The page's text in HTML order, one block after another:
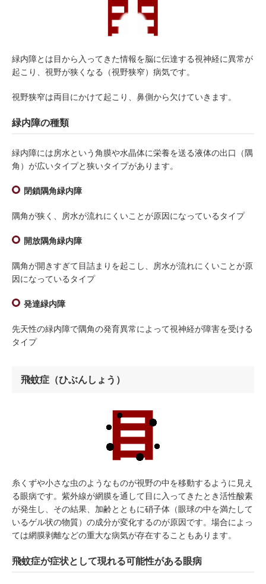
緑内障とは目から入ってきた情報を脳に伝達する視神経に異常が
起こり、視野が狭くなる（視野狭窄）病気です。
視野狭窄は両目にかけて起こり、鼻側から欠けていきます。
緑内障の種類
緑内障には房水という角膜や水晶体に栄養を送る液体の出口（隅
角）が広いタイプと狭いタイプがあります。
閉鎖隅角緑内障
隅角が狭く、房水が流れにくいことが原因になっているタイプ
開放隅角緑内障
隅角が開きすぎて目詰まりを起こし、房水が流れにくいことが原
因になっているタイプ
発達緑内障
先天性の緑内障で隅角の発育異常によって視神経が障害を受ける
タイプ
飛蚊症（ひぶんしょう）
糸くずや小さな虫のようなものが視野の中を移動するように見え
る眼病です。紫外線が網膜を通して目に入ってきたとき活性酸素
が発生し、その結果、加齢とともに硝子体（眼球の中を満たして
いるゲル状の物質）の成分が変化するのが原因です。場合によっ
ては網膜剥離などの重大な病気が存在することもあります。
飛蚊症が症状として現れる可能性がある眼病